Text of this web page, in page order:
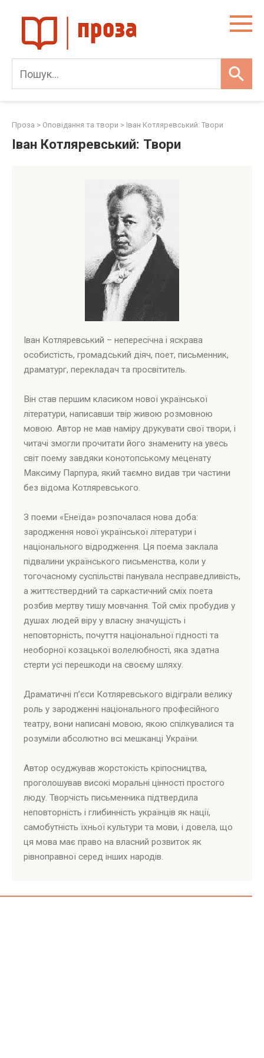
content
Проза > Оповідання та твори > Іван Котляревський: Твори
Іван Котляревський: Твори
Іван Котляревський – непересічна і яскрава
особистість, громадський діяч, поет, письменник,
драматург, перекладач та просвітитель.
Він став першим класиком нової української
літератури, написавши твір живою розмовною
мовою. Автор не мав наміру друкувати свої твори, і
читачі змогли прочитати його знамениту на увесь
світ поему завдяки конотопському меценату
Максиму Парпура, який таємно видав три частини
без відома Котляревського.
З поеми «Енеїда» розпочалася нова доба:
зародження нової української літератури і
національного відродження. Ця поема заклала
підвалини українського письменства, коли у
тогочасному суспільстві панувала несправедливість,
а життєствердний та саркастичний сміх поета
розбив мертву тишу мовчання. Той сміх пробудив у
душах людей віру у власну значущість і
неповторність, почуття національної гідності та
необорної козацької волелюбності, яка здатна
стерти усі перешкоди на своєму шляху.
Драматичні п’єси Котляревського відіграли велику
роль у зародженні національного професійного
театру, вони написані мовою, якою спілкувалися та
розуміли абсолютно всі мешканці України.
Автор осуджував жорстокість кріпосництва,
проголошував високі моральні цінності простого
люду. Творчість письменника підтвердила
неповторність і глибинність українців як нації,
самобутність їхньої культури та мови, і довела, що
ця мова має право на власний розвиток як
рівноправної серед інших народів.